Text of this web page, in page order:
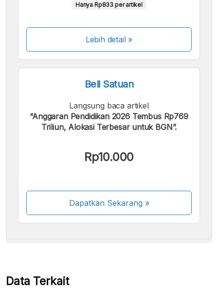
Hanya Rp833 per artikel
Lebih detail »
Beli Satuan
Langsung baca artikel
“Anggaran Pendidikan 2026 Tembus Rp769
Triliun, Alokasi Terbesar untuk BGN”.
Rp10.000
Dapatkan Sekarang»
Beberapa metode pembayaran masih dalam
Data Terkait